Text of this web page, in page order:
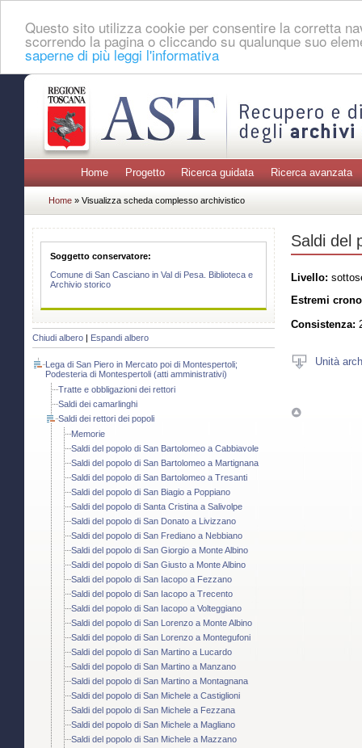
Questo sito utilizza cookie per consentire la corretta
scorrendo la pagina o cliccando su qualunque suo
saperne di più leggi l'informativa
Home Progetto Ricerca guidata Ricerca avanzata
Home » Visualizza scheda complesso archivistico
Soggetto conservatore:
Comune di San Casciano in Val di Pesa. Biblioteca e
Archivio storico
Chiudi albero Espandi albero
Lega di San Piero in Mercato poi di Montespertoli;
Podesteria di Montespertoli (atti amministrativi)
Tratte e obbligazioni dei rettori
Saldi dei camarlinghi
Saldi dei rettori dei popoli
Memorie
Saldi del popolo di San Bartolomeo a Cabbiavole
Saldi del popolo di San Bartolomeo a Martignana
Saldi del popolo di San Bartolomeo a Tresanti
Saldi del popolo di San Biagio a Poppiano
Saldi del popolo di Santa Cristina a Salivolpe
Saldi del popolo di San Donato a Livizzano
Saldi del popolo di San Frediano a Nebbiano
Saldi del popolo di San Giorgio a Monte Albino
Saldi del popolo di San Giusto a Monte Albino
Saldi del popolo di San Iacopo a Fezzano
Saldi del popolo di San Iacopo a Trecento
Saldi del popolo di San Iacopo a Volteggiano
Saldi del popolo di San Lorenzo a Monte Albino
Saldi del popolo di San Lorenzo a Montegufoni
Saldi del popolo di San Martino a Lucardo
Saldi del popolo di San Martino a Manzano
Saldi del popolo di San Martino a Montagnana
Saldi del popolo di San Michele a Castiglioni
Saldi del popolo di San Michele a Fezzana
Saldi del popolo di San Michele a Magliano
Saldi del popolo di San Michele a Mazzano
Saldi del
Livello:
Estremi
Consistenza:
Unità